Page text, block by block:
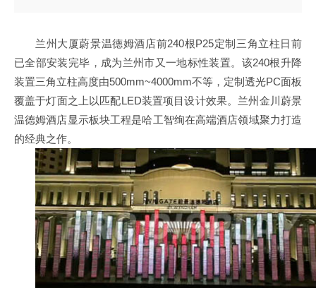
兰州大厦蔚景温德姆酒店前240根P25定制三角立柱日前
已全部安装完毕，成为兰州市又一地标性装置。该240根升降
装置三角立柱高度由500mm~4000mm不等，定制透光PC面板
覆盖于灯面之上以匹配LED装置项目设计效果。兰州金川蔚景
温德姆酒店显示板块工程是哈工智绚在高端酒店领域聚力打造
的经典之作。